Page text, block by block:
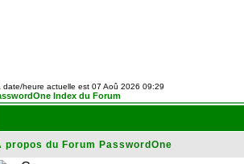
date/heure actuelle est 07 Aoû 2026 09:29
Index du Forum
propos du Forum PasswordOne